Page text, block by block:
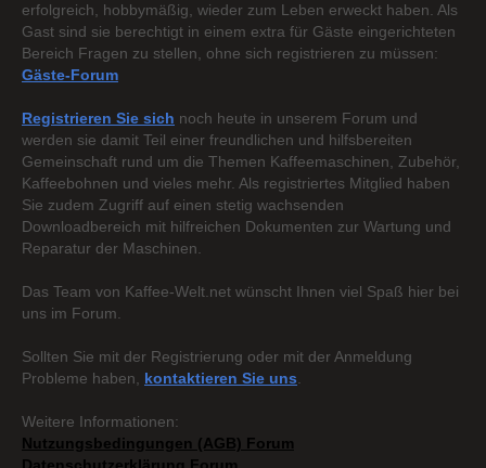
erfolgreich, hobbymäßig, wieder zum Leben erweckt haben. Als
Gast sind sie berechtigt in einem extra für Gäste eingerichteten
Bereich Fragen zu stellen, ohne sich registrieren zu müssen:
Gäste-Forum
Registrieren Sie sich noch heute in unserem Forum und
werden sie damit Teil einer freundlichen und hilfsbereiten
Gemeinschaft rund um die Themen Kaffeemaschinen, Zubehör,
Kaffeebohnen und vieles mehr. Als registriertes Mitglied haben
Sie zudem Zugriff auf einen stetig wachsenden
Downloadbereich mit hilfreichen Dokumenten zur Wartung und
Reparatur der Maschinen.
Das Team von Kaffee-Welt.net wünscht Ihnen viel Spaß hier bei
uns im Forum.
Sollten Sie mit der Registrierung oder mit der Anmeldung
Probleme haben, kontaktieren Sie uns
Weitere Informationen:
Nutzungsbedingungen (AGB) Forum